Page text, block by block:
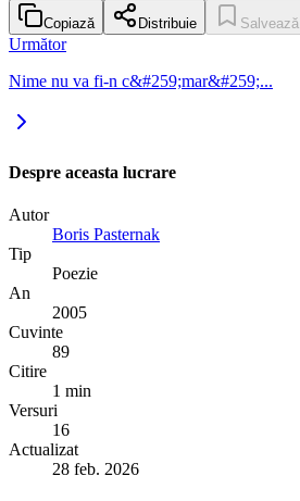
Copiază Distribuie Salvează
Următor
Nime nu va fi-n c&#259;mar&#259;...
Despre aceasta lucrare
Autor
Boris Pasternak
Tip
Poezie
An
2005
Cuvinte
89
Citire
1 min
Versuri
16
Actualizat
28 feb. 2026